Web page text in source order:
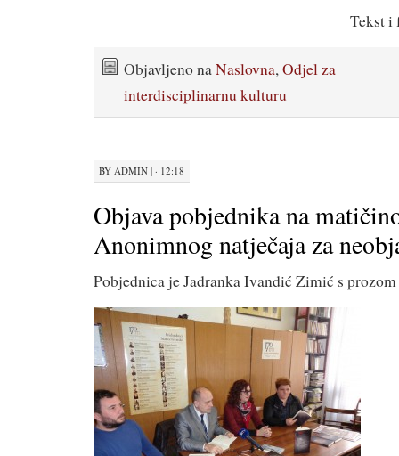
Tekst i
Objavljeno naNaslovna,Odjel za
interdisciplinarnu kulturu
BY ADMIN | · 12:18
Objava pobjednika na
Anonimnog natječaja za
Pobjednica je Jadranka Ivandić Zimić s prozom